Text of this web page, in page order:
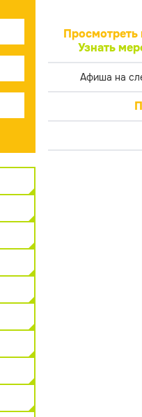
Просмотреть
Узнать
Афиша на